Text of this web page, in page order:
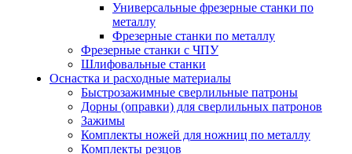
Универсальные фрезерные станки по
металлу
Фрезерные станки по металлу
Фрезерные станки с ЧПУ
Шлифовальные станки
Оснастка и расходные материалы
Быстрозажимные сверлильные патроны
Дорны (оправки) для сверлильных патронов
Зажимы
Комплекты ножей для ножниц по металлу
Комплекты резцов